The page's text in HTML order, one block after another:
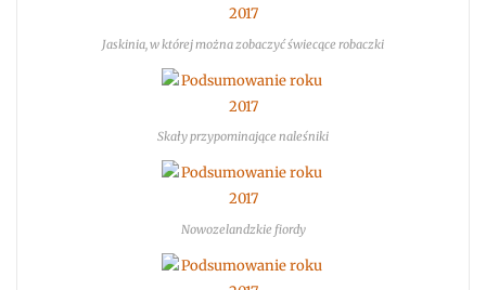
Jaskinia, w której można zobaczyć świecące robaczki
Skały przypominające naleśniki
Nowozelandzkie fiordy